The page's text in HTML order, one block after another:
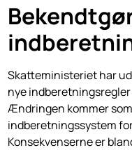
Skatteministeriet har
nye
Ændringen kommer
indberetningssystem
Konsekvenserne er